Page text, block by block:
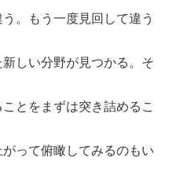
。
もう一度見回して違う
しい分野が見つかる。 そ
とをまずは突き詰めるこ
って俯瞰してみるのもい